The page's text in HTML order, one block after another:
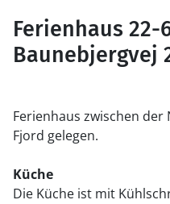
Ferienhaus 22-
Baunebjergvej
Ferienhaus zwischen
Fjord gelegen.
Küche
Die Küche ist mit Kühlschrank ausgestattet. Außerdem